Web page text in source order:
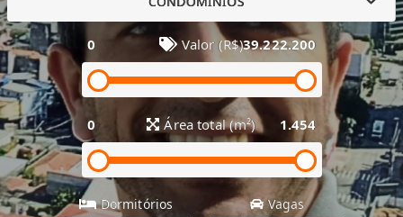
0 Valor (R$)39.222.200
0 Área total (m²) 1.454
Dormitórios Vagas